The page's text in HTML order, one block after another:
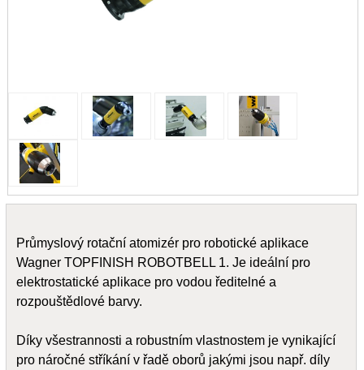
Průmyslový rotační atomizér pro robotické aplikace
Wagner TOPFINISH ROBOTBELL 1. Je ideální pro
elektrostatické aplikace pro vodou ředitelné a
rozpouštědlové barvy.
Díky všestrannosti a robustním vlastnostem je vynikající
pro náročné stříkání v řadě oborů jakými jsou např. díly